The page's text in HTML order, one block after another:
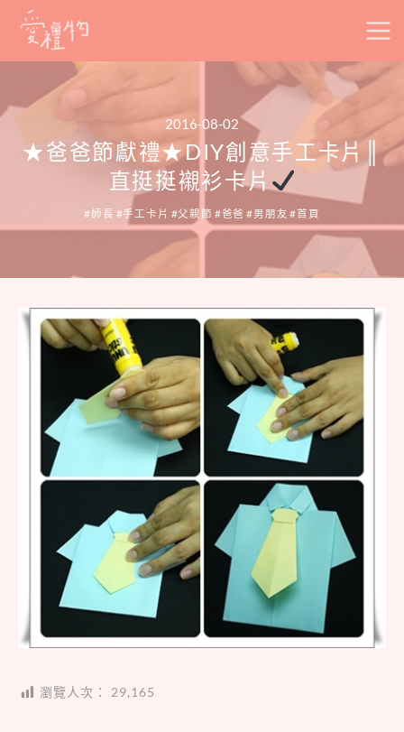
Skip
2016-08-02
★爸爸節獻禮★DIY創意手工卡片║
直挺挺襯衫卡片
師長 手工卡片 父親節 爸爸 男朋友 首頁
瀏覽人次： 29,165